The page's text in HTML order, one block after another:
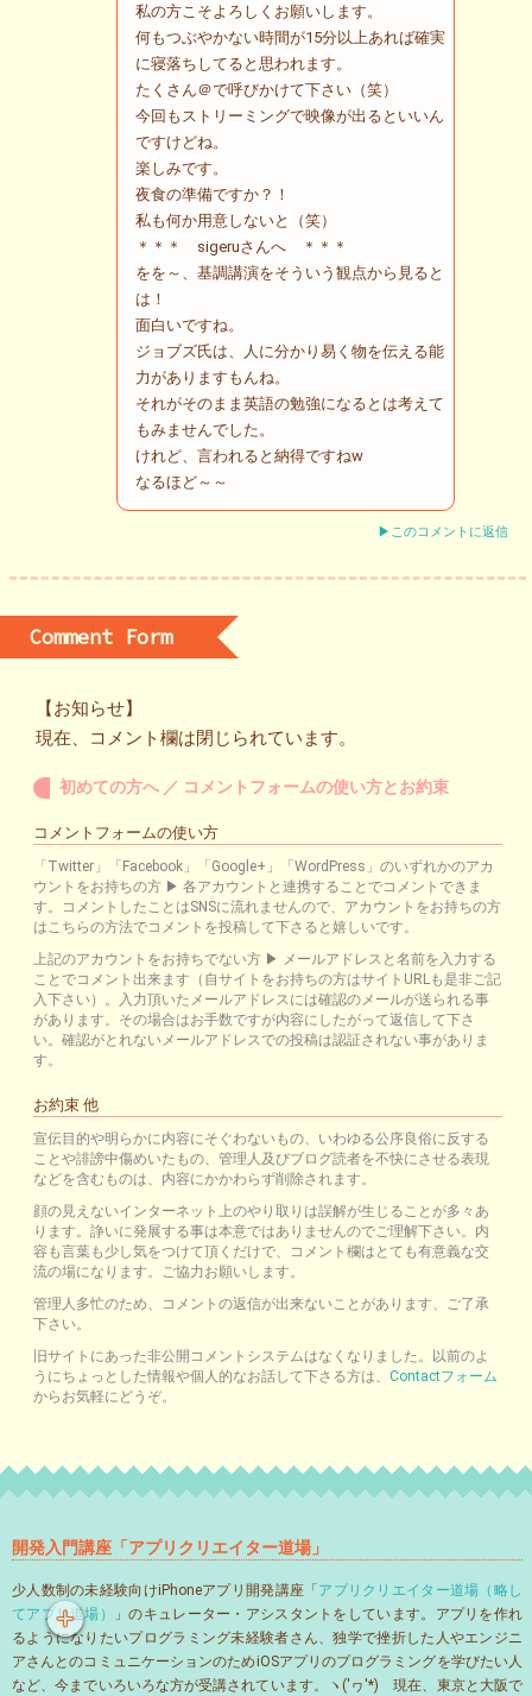
私の方こそよろしくお願いします。
何もつぶやかない時間が15分以上あれば確実
に寝落ちしてると思われます。
たくさん＠で呼びかけて下さい（笑）
今回もストリーミングで映像が出るといいん
ですけどね。
楽しみです。
夜食の準備ですか？！
私も何か用意しないと（笑）
＊＊＊ sigeruさんへ ＊＊＊
をを～、基調講演をそういう観点から見ると
は！
面白いですね。
ジョブズ氏は、人に分かり易く物を伝える能
力がありますもんね。
それがそのまま英語の勉強になるとは考えて
もみませんでした。
けれど、言われると納得ですねw
なるほど～～
▶このコメントに返信
Comment Form
【お知らせ】
現在、コメント欄は閉じられています。
初めての方へ ／ コメントフォームの使い方とお約束
コメントフォームの使い方
「Twitter」「Facebook」「Google+」「WordPress」のいずれかのアカ
ウントをお持ちの方 ▶ 各アカウントと連携することでコメントできま
す。コメントしたことはSNSに流れませんので、アカウントをお持ちの方
はこちらの方法でコメントを投稿して下さると嬉しいです。
上記のアカウントをお持ちでない方 ▶ メールアドレスと名前を入力する
ことでコメント出来ます（自サイトをお持ちの方はサイトURLも是非ご記
入下さい）。入力頂いたメールアドレスには確認のメールが送られる事
があります。その場合はお手数ですが内容にしたがって返信して下さ
い。確認がとれないメールアドレスでの投稿は認証されない事がありま
す。
お約束 他
宣伝目的や明らかに内容にそぐわないもの、いわゆる公序良俗に反する
ことや誹謗中傷めいたもの、管理人及びブログ読者を不快にさせる表現
などを含むものは、内容にかかわらず削除されます。
顔の見えないインターネット上のやり取りは誤解が生じることが多々あ
ります。諍いに発展する事は本意ではありませんのでご理解下さい。内
容も言葉も少し気をつけて頂くだけで、コメント欄はとても有意義な交
流の場になります。ご協力お願いします。
管理人多忙のため、コメントの返信が出来ないことがあります、ご了承
下さい。
旧サイトにあった非公開コメントシステムはなくなりました。以前のよ
うにちょっとした情報や個人的なお話して下さる方は、 Contactフォーム
からお気軽にどうぞ。
開発入門講座「アプリクリエイター道場」
少人数制の未経験向けiPhoneアプリ開発講座「アプリクリエイター道場（略し
てアプリ道場）
」のキュレーター・アシスタントをしています。アプリを作れ
るようになりたいプログラミング未経験者さん、独学で挫折した人やエンジニ
アさんとのコミュニケーションのためiOSアプリのプログラミングを学びたい人
など、今までいろいろな方が受講されています。ヽ('ヮ'*)ゝ現在、東京と大阪で